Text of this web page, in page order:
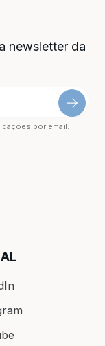
newsletter da
por email.